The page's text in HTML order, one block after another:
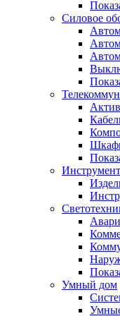
Силовое
Умный дом